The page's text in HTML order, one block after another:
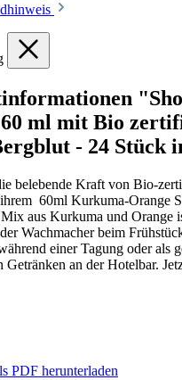
ml mit Bio
- 24 Stück
belebende Kraft von Bio-
60ml Kurkuma-Orange
aus Kurkuma und Orange
Wachmacher beim
einer Tagung oder als
Getränken an der Hotelbar.
PDF herunterladen